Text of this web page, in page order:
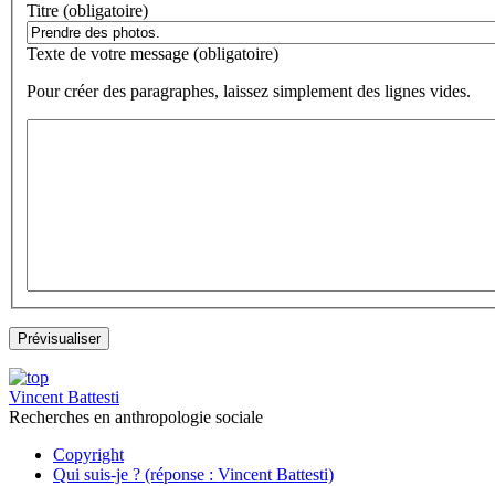
Titre (obligatoire)
Texte de votre message (obligatoire)
Pour créer des paragraphes, laissez simplement des lignes vides.
Vincent Battesti
Recherches en anthropologie sociale
Copyright
Qui suis-je ? (réponse : Vincent Battesti)